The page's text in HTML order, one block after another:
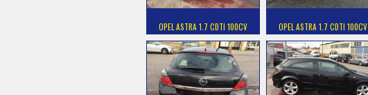
OPEL ASTRA 1.7 CDTI 100CV OPEL ASTRA 1.7 CDTI 100CV